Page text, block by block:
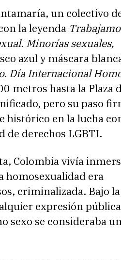
un colectivo
la leyenda
Minorías sexuales,
azul y máscara
Día Internacional
metros hasta la Plaza
pero su paso
histórico en la lucha
de derechos LGBTI.
Colombia vivía
homosexualidad era
criminalizada. Bajo la
expresión
sexo se consideraba